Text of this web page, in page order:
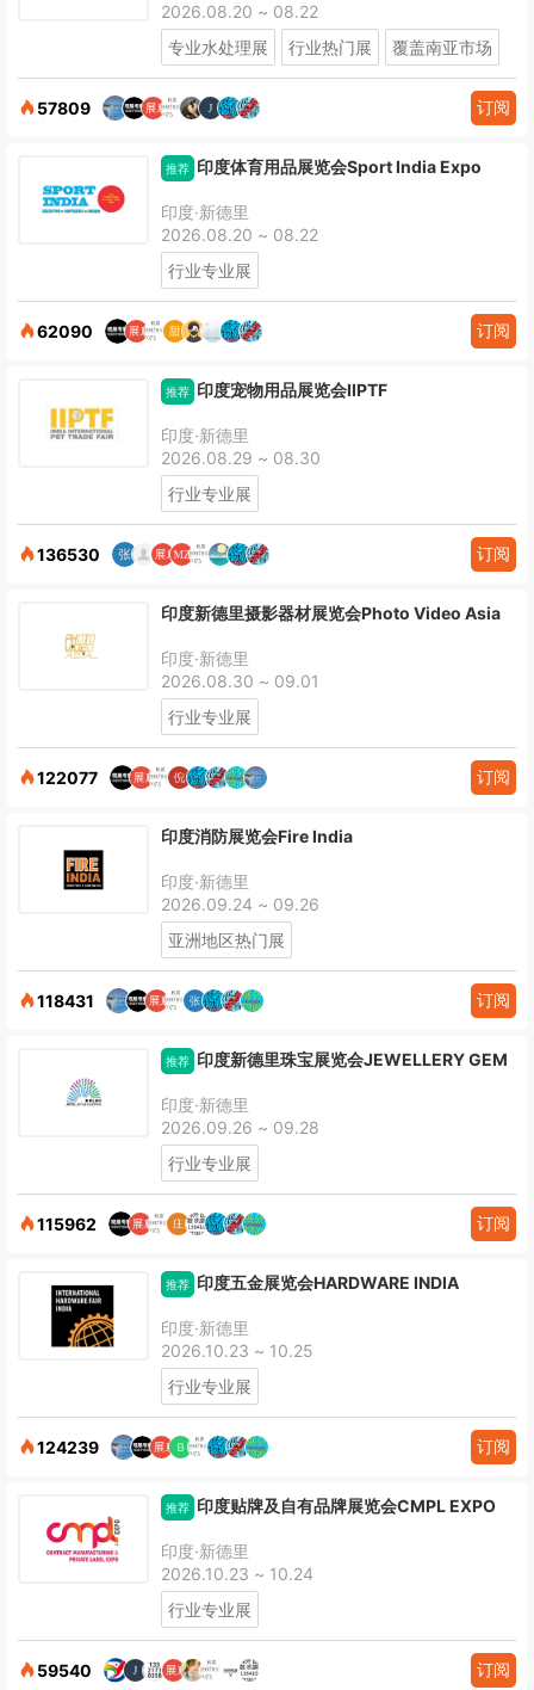
2026.08.20 ~ 08.22
专业水处理展
行业热门展 覆盖南亚市场
57809 订阅
推荐 印度体育用品展览会Sport India Expo
印度·新德里
2026.08.20 ~ 08.22
行业专业展
62090 订阅
推荐 印度宠物用品展览会IIPTF
印度·新德里
2026.08.29 ~ 08.30
行业专业展
136530 订阅
印度新德里摄影器材展览会Photo Video Asia
印度·新德里
2026.08.30 ~ 09.01
行业专业展
122077 订阅
印度消防展览会Fire India
印度·新德里
2026.09.24 ~ 09.26
亚洲地区热门展
118431 订阅
推荐 印度新德里珠宝展览会JEWELLERY GEM
印度·新德里
2026.09.26 ~ 09.28
行业专业展
115962 订阅
推荐 印度五金展览会HARDWARE INDIA
印度·新德里
2026.10.23 ~ 10.25
行业专业展
124239 订阅
推荐 印度贴牌及自有品牌展览会CMPL EXPO
印度·新德里
2026.10.23 ~ 10.24
行业专业展
59540 订阅